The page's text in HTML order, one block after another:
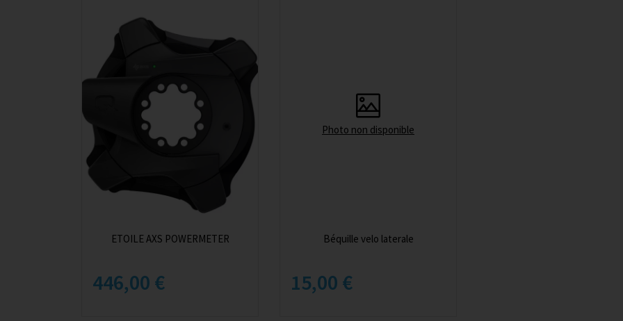
ETOILE AXS POWERMETER
446,00 €
Photo non disponible
Béquille velo laterale
15,00 €